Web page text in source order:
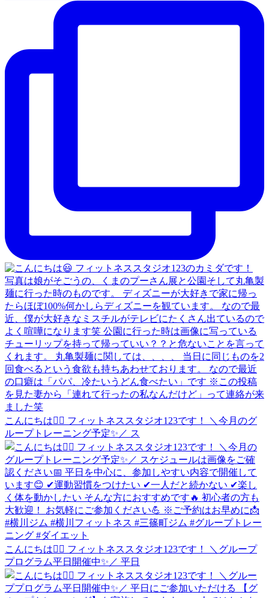
こんにちは🏋️‍♂️ フィットネススタジオ123です！ ＼今月のグ
ループトレーニング予定✨／ ス
こんにちは🏋️‍♂️ フィットネススタジオ123です！ ＼グループ
プログラム平日開催中✨／ 平日